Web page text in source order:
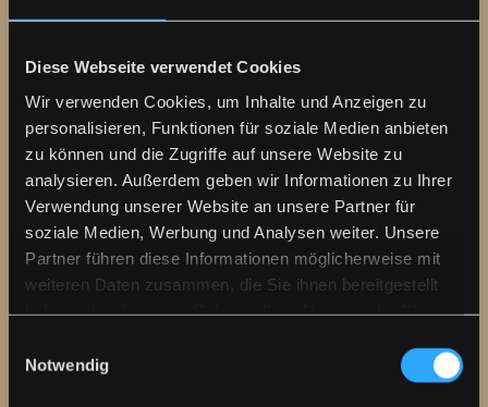
Diese Webseite verwendet Cookies
Wir verwenden Cookies, um Inhalte und Anzeigen zu
personalisieren, Funktionen für soziale Medien anbieten
zu können und die Zugriffe auf unsere Website zu
analysieren. Außerdem geben wir Informationen zu Ihrer
Verwendung unserer Website an unsere Partner für
soziale Medien, Werbung und Analysen weiter. Unsere
Partner führen diese Informationen möglicherweise mit
weiteren Daten zusammen, die Sie ihnen bereitgestellt
Notwendig
Wir verkürzen die Wertschöpfungskette des
Fleischkonsums und unterstützen die lokale
Wirtschaft